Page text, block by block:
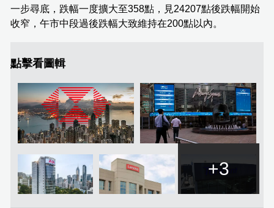
一步尋底，跌幅一度擴大至358點，見24207點後跌幅開始
收窄，午市中段過後跌幅大致維持在200點以內。
點擊看圖輯
+3